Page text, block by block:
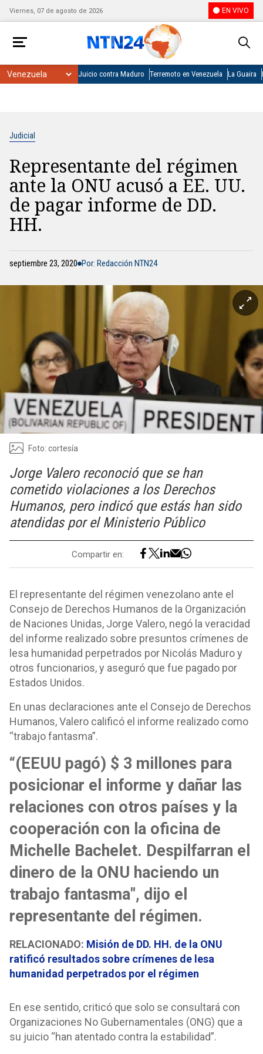
Viernes, 07 de agosto de 2026 EN VIVO
Juicio contra Maduro Terremoto en Venezuela La Guaira
Judicial
Representante del régimen
ante la ONU acusó a EE. UU.
de pagar informe de DD.
HH.
septiembre 23, 2020 Por: Redacción NTN24
Foto: cortesía
Jorge Valero reconoció que se han
cometido violaciones a los Derechos
Humanos, pero indicó que estás han sido
atendidas por el Ministerio Público
Compartir en:
El representante del régimen venezolano ante el
Consejo de Derechos Humanos de la Organización
de Naciones Unidas, Jorge Valero, negó la veracidad
del informe realizado sobre presuntos crímenes de
lesa humanidad perpetrados por Nicolás Maduro y
otros funcionarios, y aseguró que fue pagado por
Estados Unidos.
En unas declaraciones ante el Consejo de Derechos
Humanos, Valero calificó el informe realizado como
“trabajo fantasma”.
“(EEUU pagó) $ 3 millones para
posicionar el informe y dañar las
relaciones con otros países y la
cooperación con la oficina de
Michelle Bachelet. Despilfarran el
dinero de la ONU haciendo un
trabajo fantasma", dijo el
representante del régimen.
RELACIONADO: Misión de DD. HH. de la ONU
ratificó resultados sobre crímenes de lesa
humanidad perpetrados por el régimen
En ese sentido, criticó que solo se consultará con
Organizaciones No Gubernamentales (ONG) que a
su juicio “han atentado contra la estabilidad”.